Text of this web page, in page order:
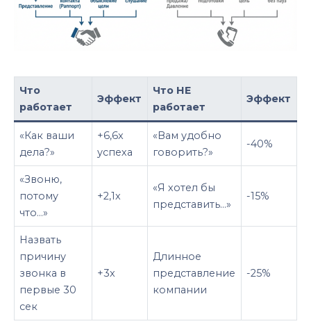
Что
работает
Эффект
Что НЕ
работает
Эффект
«Как ваши
дела?»
+6,6x
успеха
«Вам удобно
говорить?»
-40%
«Звоню,
потому
что…»
+2,1x
«Я хотел бы
представить…»
-15%
Назвать
причину
звонка в
первые 30
сек
+3x
Длинное
представление
компании
-25%